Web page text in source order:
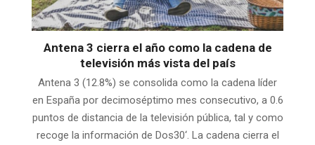
Antena 3 cierra el año como la cadena de
televisión más vista del país
Antena 3 (12.8%) se consolida como la cadena líder
en España por decimoséptimo mes consecutivo, a 0.6
puntos de distancia de la televisión pública, tal y como
recoge la información de Dos30‘. La cadena cierra el